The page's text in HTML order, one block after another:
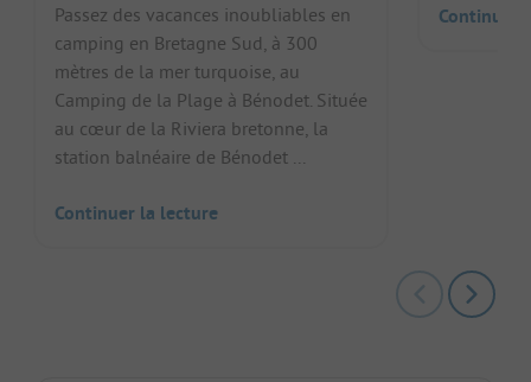
Passez des vacances inoubliables en
camping en Bretagne Sud, à 300
mètres de la mer turquoise, au
Camping de la Plage à Bénodet. Située
au cœur de la Riviera bretonne, la
station balnéaire de Bénodet ...
Continuer la lecture
Continuer